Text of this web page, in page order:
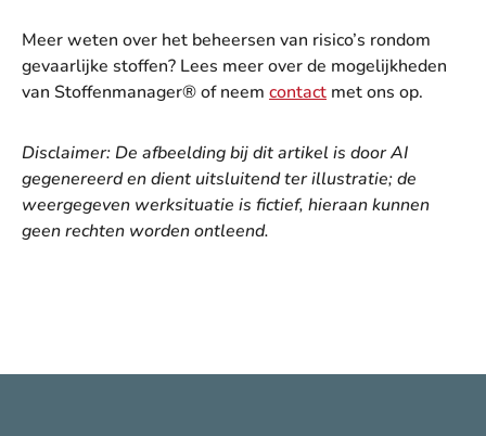
Meer weten over het beheersen van risico’s rondom
gevaarlijke stoffen? Lees meer over de mogelijkheden
van Stoffenmanager® of neem contact met ons op.
Disclaimer: De afbeelding bij dit artikel is door AI
gegenereerd en dient uitsluitend ter illustratie; de
weergegeven werksituatie is fictief, hieraan kunnen
geen rechten worden ontleend.